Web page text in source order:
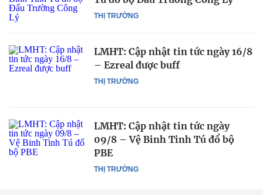
THỊ TRƯỜNG
THỊ TRƯỜNG
LMHT: Cập nhật tin tức ngày 16/8
– Ezreal được buff
THỊ TRƯỜNG
LMHT: Cập nhật tin tức ngày
09/8 – Vệ Binh Tinh Tú đổ bộ
PBE